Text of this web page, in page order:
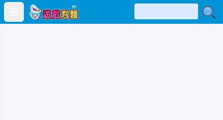
Open main menu